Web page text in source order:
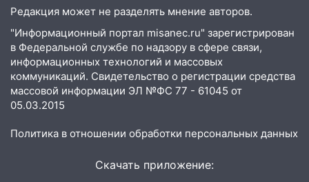
пассажира»
13:20 В Ульяновске за один день
обокрали женщину на пляже и
подростка в сквере
13:01
В Димитровграде мужчина
выбросил из машины страйкбольную
надвигается сильнейшая непогода: град
Редакция может не разделять мнение авторов.
"Информационный портал misanec.ru" зарегистрирован
в Федеральной службе по надзору в сфере связи,
информационных технологий и массовых
коммуникаций. Свидетельство о регистрации средства
массовой информации ЭЛ №ФС 77 - 61045 от
05.03.2015
Политика в отношении обработки персональных данных
Скачать приложение: